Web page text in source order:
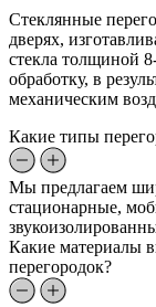
Стеклянные
дверях,
стекла толщиной
обработку, в
механическим
Какие типы
Мы предлагаем
стационарные,
Какие материалы
перегородок?